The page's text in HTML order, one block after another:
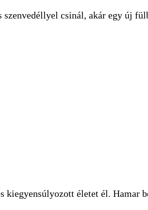
csinál, akár egy új
életet él. Hamar